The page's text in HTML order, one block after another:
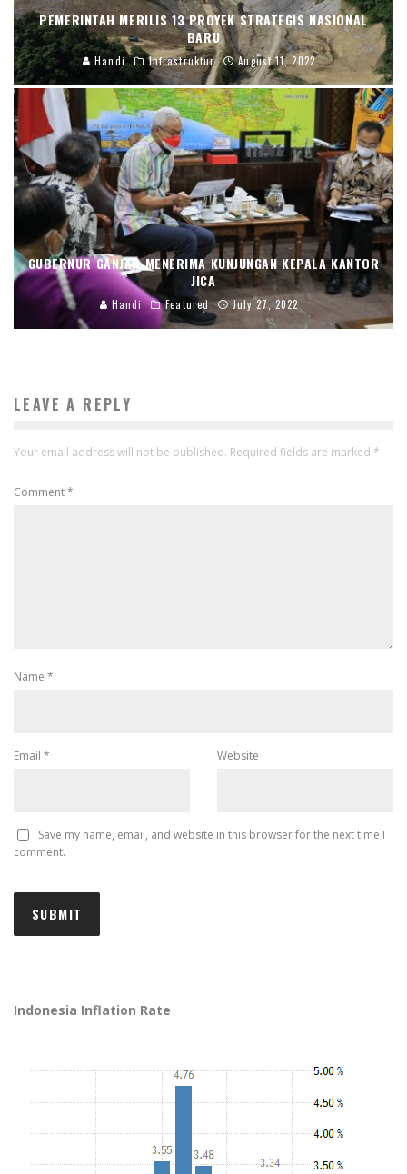
PEMERINTAH MERILIS 13 PROYEK STRATEGIS NASIONAL
BARU
Handi Infrastruktur August 11, 2022
GUBERNUR GANJAR MENERIMA KUNJUNGAN KEPALA KANTOR
JICA
Handi Featured July 27, 2022
LEAVE A REPLY
Your email address will not be published. Required fields are marked *
Comment*
Name *
Email * Website
Save my name, email, and website in this browser for the next time I
comment.
Indonesia Inflation Rate